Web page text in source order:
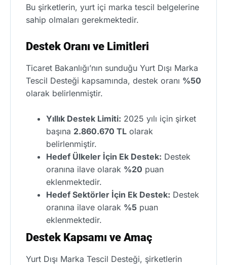
Bu şirketlerin, yurt içi marka tescil belgelerine
sahip olmaları gerekmektedir.
Destek Oranı ve Limitleri
Ticaret Bakanlığı’nın sunduğu Yurt Dışı Marka
Tescil Desteği kapsamında, destek oranı %50
olarak belirlenmiştir.
Yıllık Destek Limiti: 2025 yılı için şirket
başına 2.860.670 TL olarak
belirlenmiştir.
Hedef Ülkeler İçin Ek Destek: Destek
oranına ilave olarak %20 puan
eklenmektedir.
Hedef Sektörler İçin Ek Destek: Destek
oranına ilave olarak %5 puan
eklenmektedir.
Destek Kapsamı ve Amaç
Yurt Dışı Marka Tescil Desteği, şirketlerin